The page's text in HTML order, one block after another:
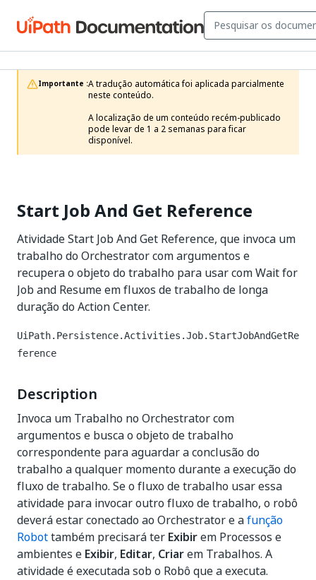
Importante :A tradução automática foi aplicada parcialmente
neste conteúdo.
A localização de um conteúdo recém-publicado
pode levar de 1 a 2 semanas para ficar
disponível.
Start Job And Get Reference
Atividade Start Job And Get Reference, que invoca um
trabalho do Orchestrator com argumentos e
recupera o objeto do trabalho para usar com Wait for
Job and Resume em fluxos de trabalho de longa
duração do Action Center.
UiPath.Persistence.Activities.Job.StartJobAndGetRe
ference
Description
Invoca um Trabalho no Orchestrator com
argumentos e busca o objeto de trabalho
correspondente para aguardar a conclusão do
trabalho a qualquer momento durante a execução do
fluxo de trabalho. Se o fluxo de trabalho usar essa
atividade para invocar outro fluxo de trabalho, o robô
deverá estar conectado ao Orchestrator e afunção
Robottambém precisará ter Exibirem Processos e
ambientes e Exibir, Editar, Criarem Trabalhos. A
atividade é executada sob o Robô que a executa.